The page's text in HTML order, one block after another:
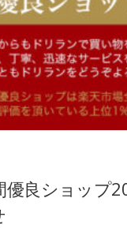
優良ショップ